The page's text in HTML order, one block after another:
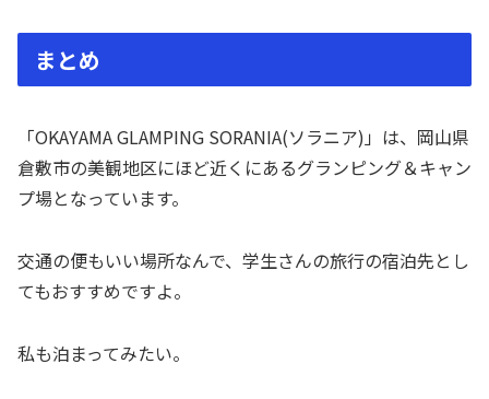
まとめ
「OKAYAMA GLAMPING SORANIA(ソラニア)」は、岡山県
倉敷市の美観地区にほど近くにあるグランピング＆キャン
プ場となっています。
交通の便もいい場所なんで、学生さんの旅行の宿泊先とし
てもおすすめですよ。
私も泊まってみたい。